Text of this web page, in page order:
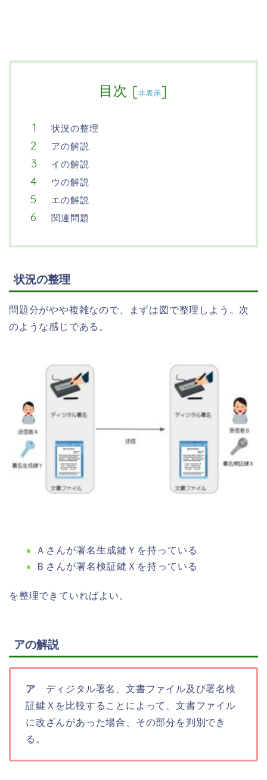
目次 [非表示]
状況の整理
アの解説
イの解説
ウの解説
エの解説
関連問題
状況の整理
問題分がやや複雑なので、まずは図で整理しよう。次
のような感じである。
Ａさんが署名生成鍵Ｙを持っている
Ｂさんが署名検証鍵Ｘを持っている
を整理できていればよい。
アの解説
ア ディジタル署名、文書ファイル及び署名検
証鍵Ｘを比較することによって、文書ファイル
に改ざんがあった場合、その部分を判別でき
る。